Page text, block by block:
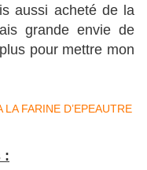
aussi acheté de la
grande envie de
pour mettre mon
: